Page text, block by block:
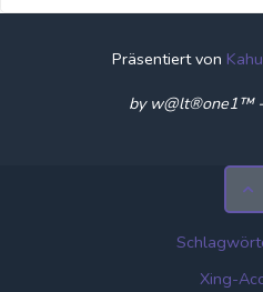
Präsentiert von
by w@lt®one1™
Xing-